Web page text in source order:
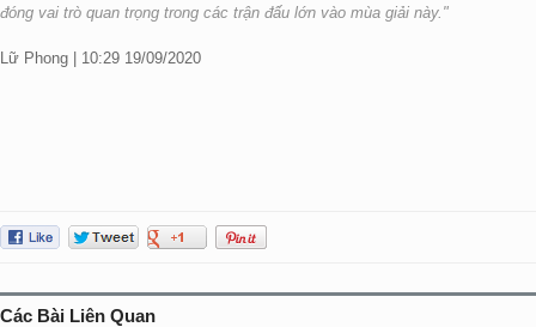
đóng vai trò quan trọng trong các trận đấu lớn vào mùa giải này."
Lữ Phong | 10:29 19/09/2020
Các Bài Liên Quan